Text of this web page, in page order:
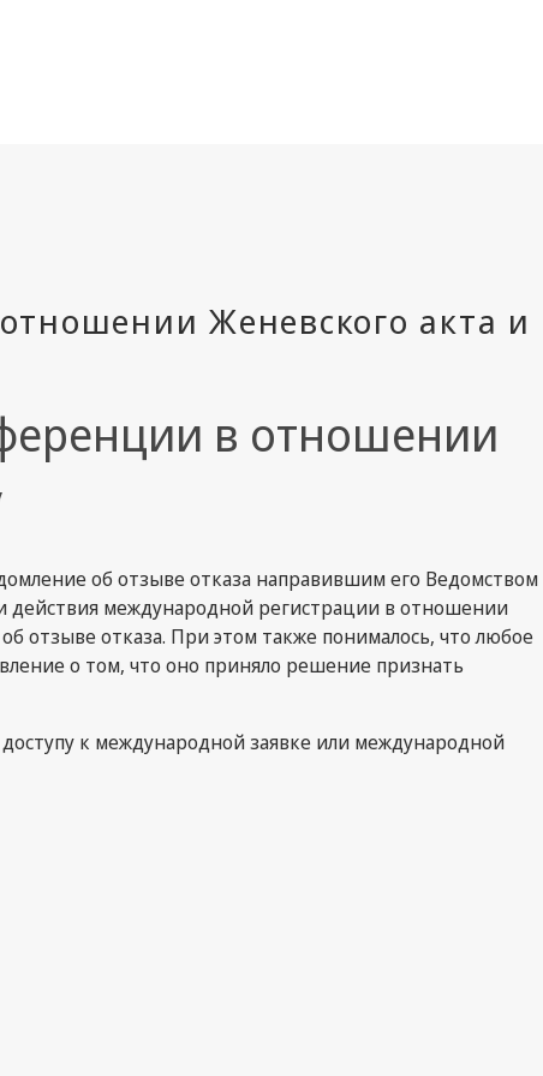
в отношении
об отзыве отказа направившим его Ведомством
действия международной регистрации в отношении
отзыве отказа. При этом также понималось, что любое
о том, что оно приняло решение признать
к международной заявке или международной